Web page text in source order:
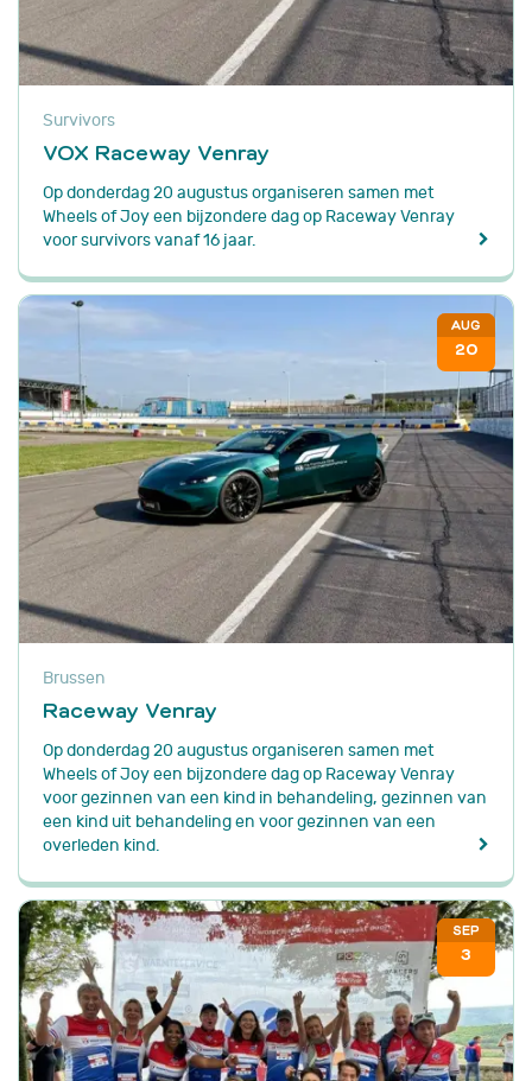
Survivors
VOX Raceway Venray
Op donderdag 20 augustus organiseren samen met
Wheels of Joy een bijzondere dag op Raceway Venray
voor survivors vanaf 16 jaar.
AUG
20
Brussen
Raceway Venray
Op donderdag 20 augustus organiseren samen met
Wheels of Joy een bijzondere dag op Raceway Venray
voor gezinnen van een kind in behandeling, gezinnen van
een kind uit behandeling en voor gezinnen van een
overleden kind.
SEP
3